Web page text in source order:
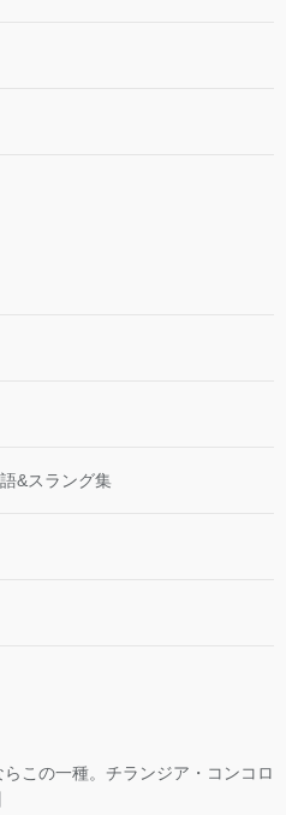
&スラング集
この一種。チランジア・コンコロ